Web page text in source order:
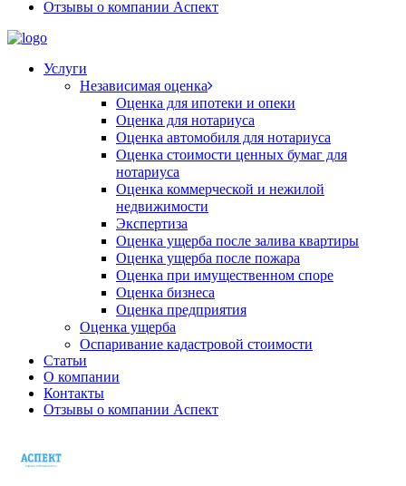
Отзывы о компании Аспект
Услуги
Независимая оценка
Оценка для ипотеки и опеки
Оценка для нотариуса
Оценка автомобиля для нотариуса
Оценка стоимости ценных бумаг для
нотариуса
Оценка коммерческой и нежилой
недвижимости
Экспертиза
Оценка ущерба после залива квартиры
Оценка ущерба после пожара
Оценка при имущественном споре
Оценка бизнеса
Оценка предприятия
Оценка ущерба
Оспаривание кадастровой стоимости
Статьи
О компании
Контакты
Отзывы о компании Аспект